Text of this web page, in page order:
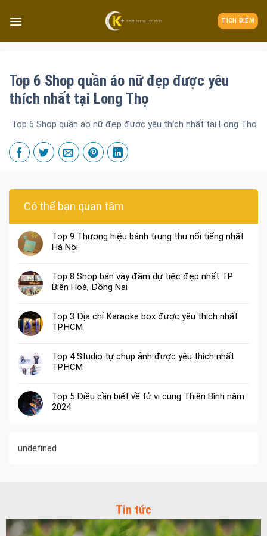
TÍCH ĐIỂM
Top 6 Shop quần áo nữ đẹp được yêu
thích nhất tại Long Thọ
Top 6 Shop quần áo nữ đẹp được yêu thích nhất tại Long Thọ
Có thể bạn quan tâm
Top 9 Thương hiệu bánh trung thu nổi tiếng nhất
Hà Nội
Top 8 Shop bán váy đầm dự tiệc đẹp nhất TP
Biên Hoà, Đồng Nai
Top 3 Địa chỉ Karaoke box được yêu thích nhất
TP.HCM
Top 4 Studio tự chụp ảnh được yêu thích nhất
TP.HCM
Top 5 Điều cần biết về tử vi cung Thiên Bình năm
2024
undefined
Tin tức